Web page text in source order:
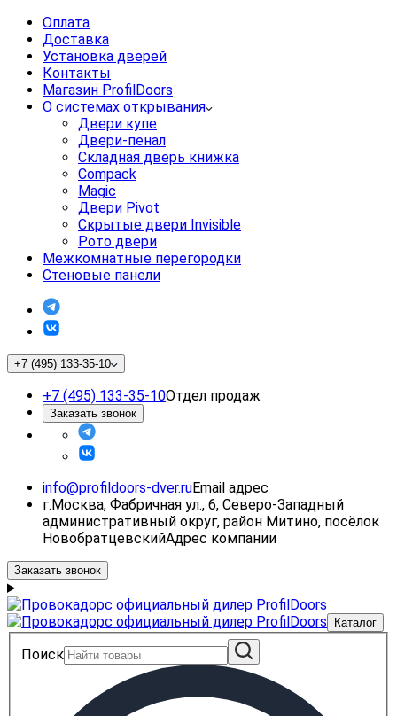
Оплата
Доставка
Установка дверей
Контакты
Магазин ProfilDoors
О системах открывания
Двери купе
Двери-пенал
Складная дверь книжка
Compack
Magic
Двери Pivot
Скрытые двери Invisible
Рото двери
Межкомнатные перегородки
Стеновые панели
+7 (495) 133-35-10
+7 (495) 133-35-10Отдел продаж
Заказать звонок
info@profildoors-dver.ruEmail адрес
г.Москва, Фабричная ул., 6, Северо-Западный
административный округ, район Митино, посёлок
НовобратцевскийАдрес компании
Заказать звонок
Каталог
Поиск